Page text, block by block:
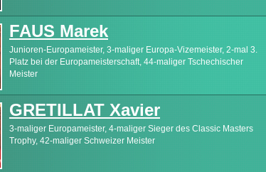
FAUS Marek
Junioren-Europameister, 3-maliger Europa-Vizemeister, 2-mal 3.
Platz bei der Europameisterschaft, 44-maliger Tschechischer
Meister
GRETILLAT Xavier
3-maliger Europameister, 4-maliger Sieger des Classic Masters
Trophy, 42-maliger Schweizer Meister